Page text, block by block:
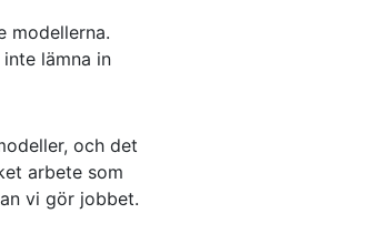
modellerna.
lämna in
och det
arbete som
vi gör jobbet.